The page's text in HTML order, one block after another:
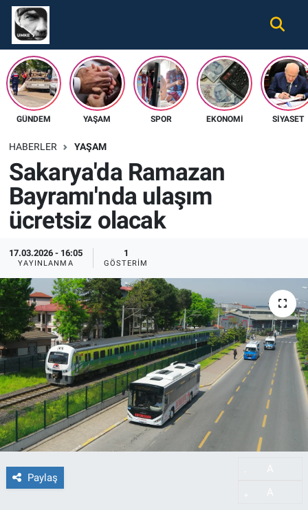
GÜNDEM YAŞAM SPOR EKONOMI SIYASET
HABERLER YAŞAM
Sakarya'da Ramazan
Bayramı'nda ulaşım
ücretsiz olacak
17.03.2026 - 16:05
YAYINLANMA
1
GÖSTERIM
Paylaş
Gündem
Ekonomi
Spor
Tüm Haberler
İletişim
Künye
Nöbetçi Eczaneler
Hava Durumu
Namaz Vakitleri
Süper Lig Puan Durumu ve Fikstür
Tüm Manşetler
Son Dakika Haberleri
Haber Arşivi